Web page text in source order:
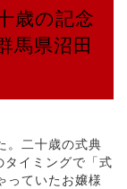
歳の記念
馬県沼田
。二十歳の式典
イミングで「式
っていたお嬢様